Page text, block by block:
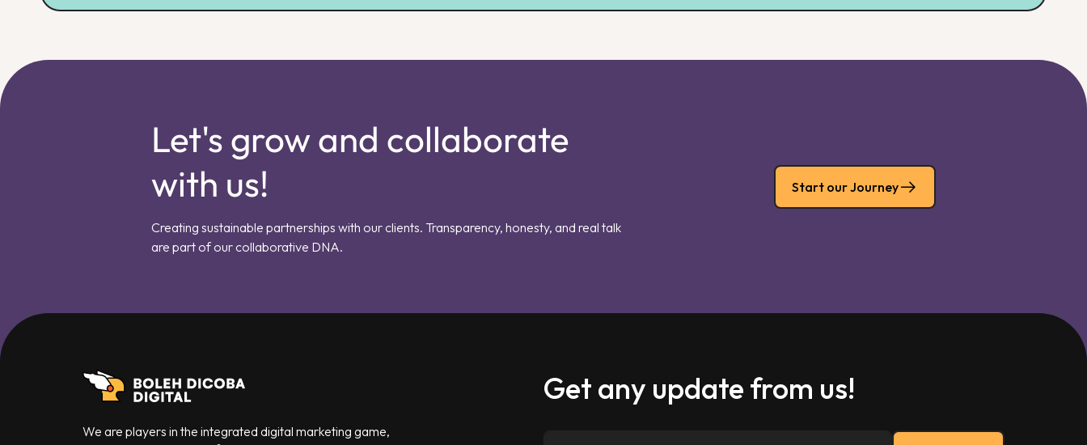
Let's grow and collaborate
with us!
Creating sustainable partnerships with our clients. Transparency, honesty, and real talk
are part of our collaborative DNA.
Start our Journey
We are players in the integrated digital marketing game,
Get any update from us!